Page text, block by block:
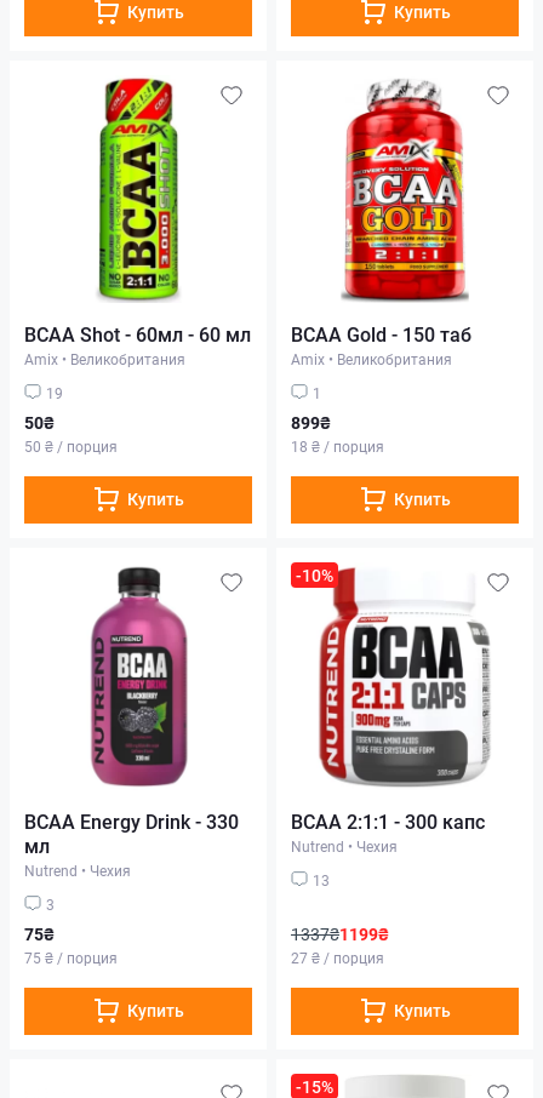
Купить Купить
BCAA Shot - 60мл - 60 мл
Amix • Великобритания
19
50₴
50 ₴ / порция
Купить
BCAA Gold - 150 таб
Amix • Великобритания
1
899₴
18 ₴ / порция
Купить
BCAA Energy Drink - 330
мл
Nutrend • Чехия
3
75₴
75 ₴ / порция
Купить
-10%
BCAA 2:1:1 - 300 капс
Nutrend • Чехия
13
1337₴1199₴
27 ₴ / порция
Купить
-15%